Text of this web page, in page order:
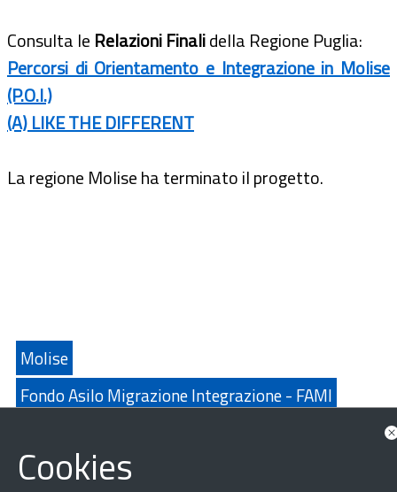
Consulta le Relazioni Finalidella Regione Puglia:
Percorsi di Orientamento e Integrazione in Molise
(P.O.I.)
(A) LIKE THE DIFFERENT
La regione Molise ha terminato il progetto.
Molise
Fondo Asilo Migrazione Integrazione - FAMI
Cookies